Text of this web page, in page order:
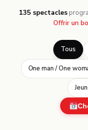
135 spectacles·
Offrir un
Tous
One man / One